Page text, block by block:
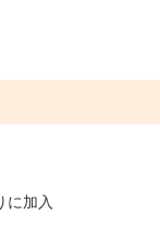
に加入